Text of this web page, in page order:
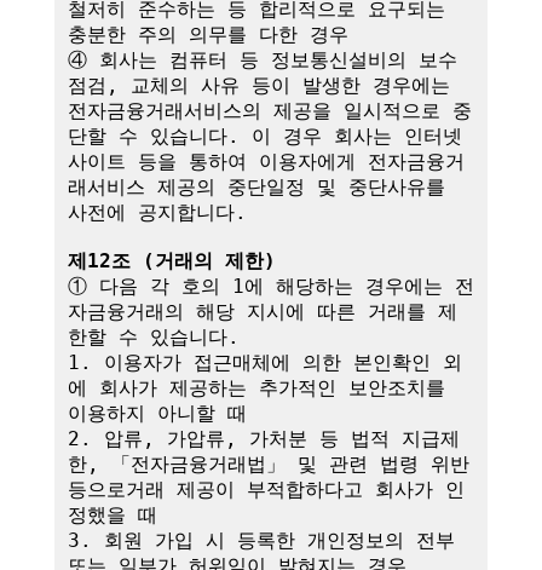
철저히 준수하는 등 합리적으로 요구되는
충분한 주의 의무를 다한 경우
④ 회사는 컴퓨터 등 정보통신설비의 보수
점검, 교체의 사유 등이 발생한 경우에는
전자금융거래서비스의 제공을 일시적으로 중
단할 수 있습니다. 이 경우 회사는 인터넷
사이트 등을 통하여 이용자에게 전자금융거
래서비스 제공의 중단일정 및 중단사유를
사전에 공지합니다.
제12조 (거래의 제한)
① 다음 각 호의 1에 해당하는 경우에는 전
자금융거래의 해당 지시에 따른 거래를 제
한할 수 있습니다.
1. 이용자가 접근매체에 의한 본인확인 외
에 회사가 제공하는 추가적인 보안조치를
이용하지 아니할 때
2. 압류, 가압류, 가처분 등 법적 지급제
한, 「전자금융거래법」 및 관련 법령 위반
등으로거래 제공이 부적합하다고 회사가 인
정했을 때
3. 회원 가입 시 등록한 개인정보의 전부